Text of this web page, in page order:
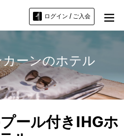
ログイン / ご入会
ーンのホテル
ール付きIHGホ